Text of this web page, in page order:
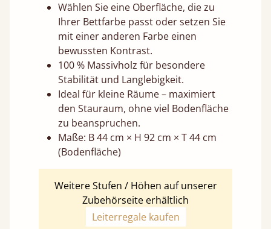
Wählen Sie eine Oberfläche, die zu
Ihrer Bettfarbe passt oder setzen Sie
mit einer anderen Farbe einen
bewussten Kontrast.
100 % Massivholz für besondere
Stabilität und Langlebigkeit.
Ideal für kleine Räume – maximiert
den Stauraum, ohne viel Bodenfläche
zu beanspruchen.
Maße: B 44 cm × H 92 cm × T 44 cm
(Bodenfläche)
Weitere Stufen / Höhen auf unserer
Zubehörseite erhältlich
Leiterregale kaufen